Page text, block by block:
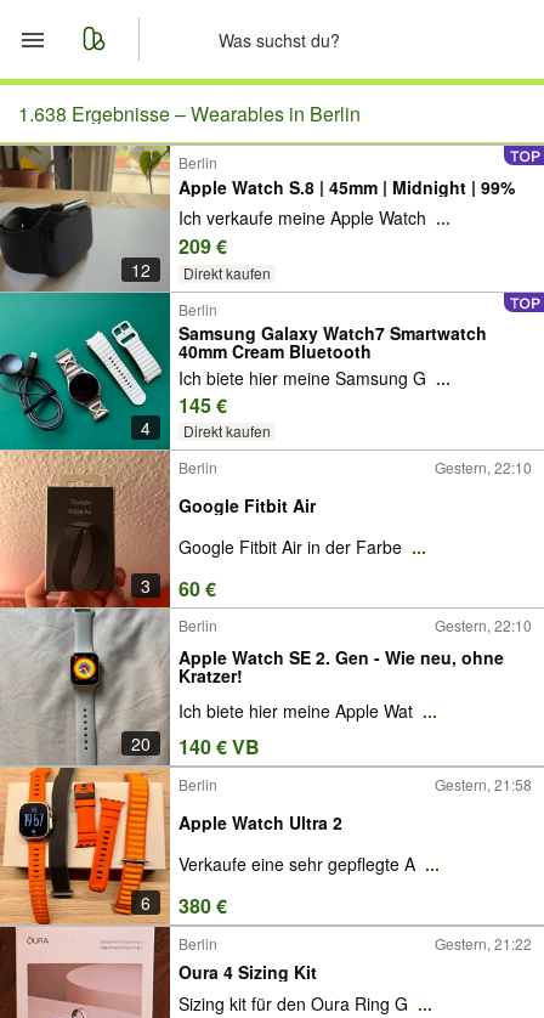
Start
Merkliste
Nachrichten
Anzeige aufgeben
1.638 Ergebnisse –Wearables in Berlin
12
Berlin
Apple Watch S.8 | 45mm | Midnight | 99%
Ich verkaufe meine Apple Watch ...
209 €
Direkt kaufen
4
Berlin
Samsung Galaxy Watch7 Smartwatch
40mm Cream Bluetooth
Ich biete hier meine Samsung G ...
145 €
Direkt kaufen
3
Berlin Gestern, 22:10
Google Fitbit Air
Google Fitbit Air in der Farbe ...
60 €
20
Berlin Gestern, 22:10
Apple Watch SE 2. Gen - Wie neu, ohne
Kratzer!
Ich biete hier meine Apple Wat ...
140 € VB
6
Berlin Gestern, 21:58
Apple Watch Ultra 2
Verkaufe eine sehr gepflegte A ...
380 €
Berlin Gestern, 21:22
Oura 4 Sizing Kit
Sizing kit für den Oura Ring G ...